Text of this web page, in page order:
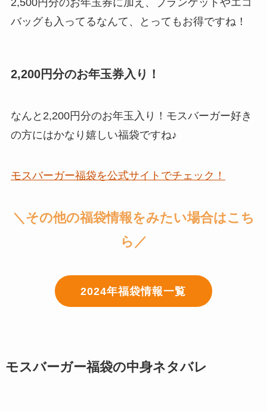
2,500円分のお年玉券に加え、ブランケットやエコ
バッグも入ってるなんて、とってもお得ですね！
2,200円分のお年玉券入り！
なんと2,200円分のお年玉入り！モスバーガー好き
の方にはかなり嬉しい福袋ですね♪
モスバーガー福袋を公式サイトでチェック！
＼その他の福袋情報をみたい場合はこち
ら／
2024年福袋情報一覧
モスバーガー福袋の中身ネタバレ